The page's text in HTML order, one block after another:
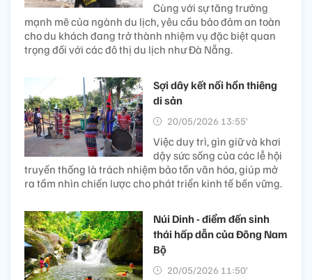
Cùng với sự tăng trưởng
mạnh mẽ của ngành du lịch, yêu cầu bảo đảm an toàn
cho du khách đang trở thành nhiệm vụ đặc biệt quan
trọng đối với các đô thị du lịch như Đà Nẵng.
Sợi dây kết nối hồn thiêng
di sản
20/05/2026 13:55’
Việc duy trì, gìn giữ và khơi
dậy sức sống của các lễ hội
truyền thống là trách nhiệm bảo tồn văn hóa, giúp mở
ra tầm nhìn chiến lược cho phát triển kinh tế bền vững.
Núi Dinh - điểm đến sinh
thái hấp dẫn của Đông Nam
Bộ
20/05/2026 11:50’